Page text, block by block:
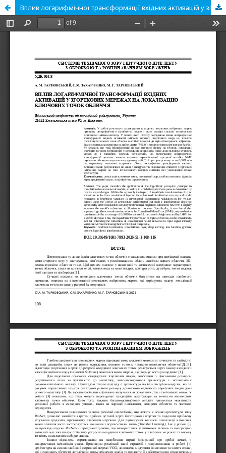
Вплив логарифмічної трансформації вхідних активацій у згорткових мережах на локалізацію ключових точок обличчя